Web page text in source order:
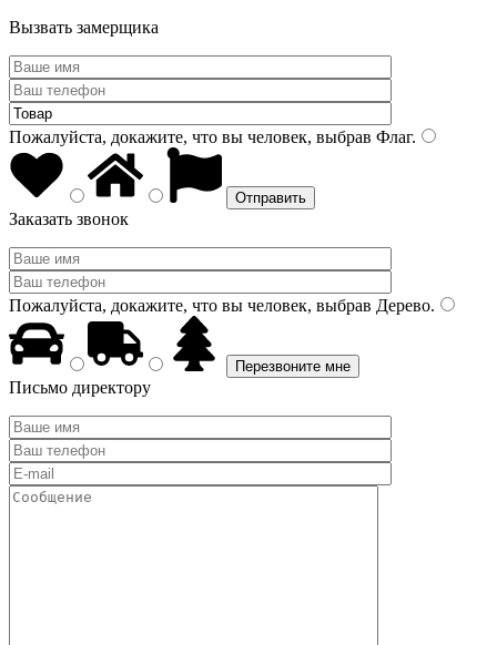
Вызвать замерщика
Пожалуйста, докажите, что вы человек, выбрав Флаг.
Заказать звонок
Пожалуйста, докажите, что вы человек, выбрав Дерево.
Письмо директору